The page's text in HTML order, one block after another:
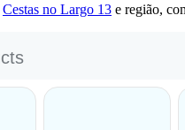
Cestas no Largo 13 e região,